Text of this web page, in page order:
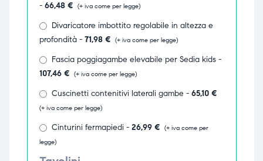
- 66,48 € (+ iva come per legge)
Divaricatore imbottito regolabile in altezza e
profondità - 71,98 € (+ iva come per legge)
Fascia poggiagambe elevabile per Sedia kids -
107,46 € (+ iva come per legge)
Cuscinetti contenitivi laterali gambe - 65,10 €
(+ iva come per legge)
Cinturini fermapiedi - 26,99 € (+ iva come per
legge)